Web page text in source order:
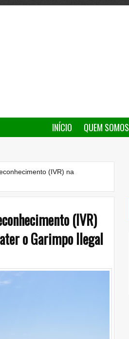
INÍCIO QUEM SOMOS
(IVR) na
(IVR)
o Garimpo Ilegal